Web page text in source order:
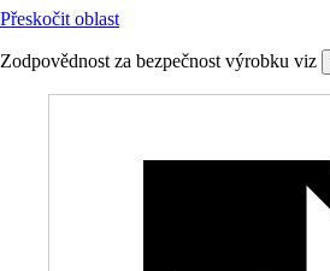
Přeskočit oblast
Zodpovědnost za bezpečnost výrobku viz